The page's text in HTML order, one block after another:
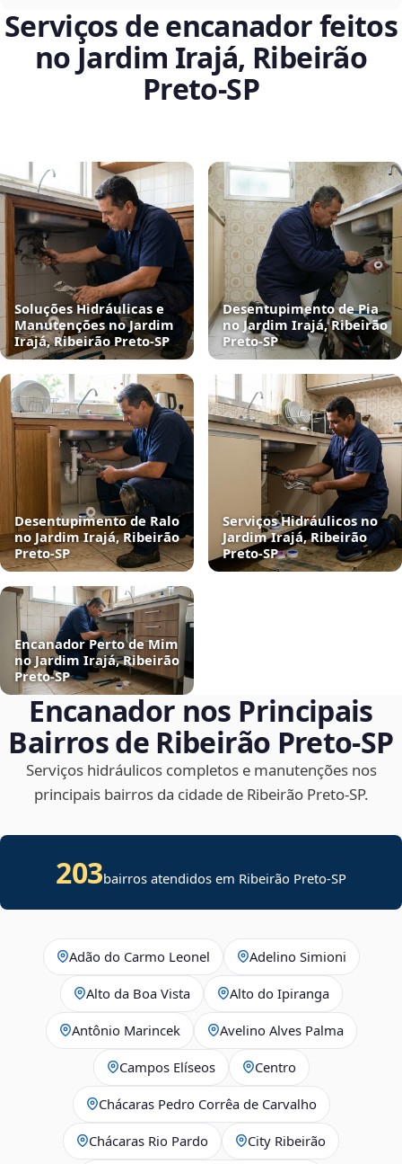
Serviços de encanador feitos
no Jardim Irajá, Ribeirão
Preto‑SP
Soluções Hidráulicas e
Manutenções no Jardim
Irajá, Ribeirão Preto‑SP
Desentupimento de Pia
no Jardim Irajá, Ribeirão
Preto‑SP
Desentupimento de Ralo
no Jardim Irajá, Ribeirão
Preto‑SP
Serviços Hidráulicos no
Jardim Irajá, Ribeirão
Preto‑SP
Encanador Perto de Mim
no Jardim Irajá, Ribeirão
Preto‑SP
Encanador nos Principais
Bairros de Ribeirão Preto‑SP
Serviços hidráulicos completos e manutenções nos
principais bairros da cidade de Ribeirão Preto‑SP.
203bairros atendidos em Ribeirão Preto-SP
Adão do Carmo Leonel Adelino Simioni
Alto da Boa Vista Alto do Ipiranga
Antônio Marincek Avelino Alves Palma
Campos Elíseos Centro
Chácaras Pedro Corrêa de Carvalho
Chácaras Rio Pardo City Ribeirão